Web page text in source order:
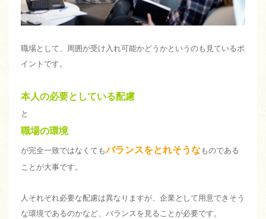
職場として、周囲が受け入れ可能かどうかというのも見ているポ
イントです。
本人の必要としている配慮
と
職場の環境
が完全一致ではなくてもバランスをとれそうなものである
ことが大事です。
人それぞれ必要な配慮は異なりますが、企業として用意できそう
な環境であるのかなど、バランスを見ることが必要です。